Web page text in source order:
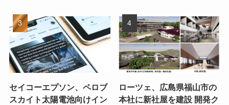
セイコーエプソン、ペロブ
スカイト太陽電池向けイン
ローツェ、広島県福山市の
本社に新社屋を建設 開発ク